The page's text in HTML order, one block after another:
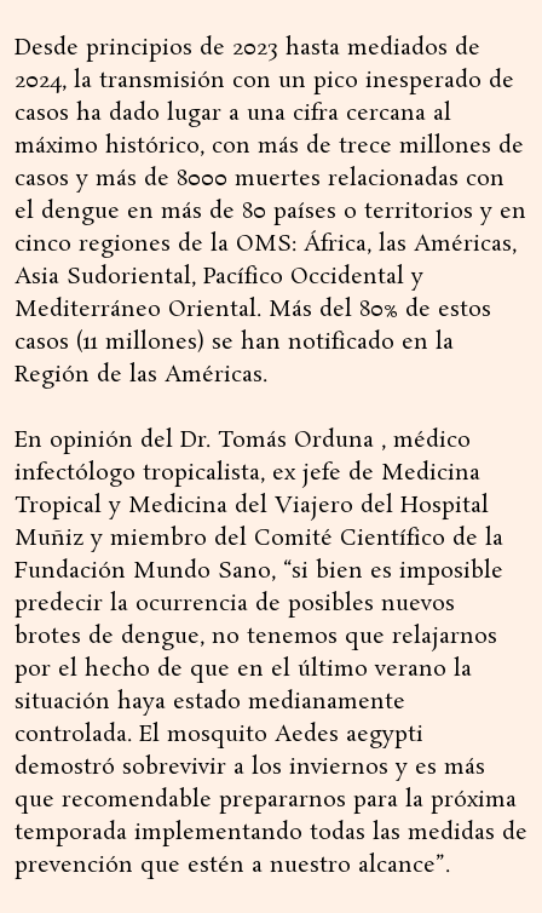
Desde principios de 2023 hasta mediados de
2024, la transmisión con un pico inesperado de
casos ha dado lugar a una cifra cercana al
máximo histórico, con más de trece millones de
casos y más de 8000 muertes relacionadas con
el dengue en más de 80 países o territorios y en
cinco regiones de la OMS: África, las Américas,
Asia Sudoriental, Pacífico Occidental y
Mediterráneo Oriental. Más del 80% de estos
casos (11 millones) se han notificado en la
Región de las Américas.
En opinión del Dr. Tomás Orduna , médico
infectólogo tropicalista, ex jefe de Medicina
Tropical y Medicina del Viajero del Hospital
Muñiz y miembro del Comité Científico de la
Fundación Mundo Sano, “si bien es imposible
predecir la ocurrencia de posibles nuevos
brotes de dengue, no tenemos que relajarnos
por el hecho de que en el último verano la
situación haya estado medianamente
controlada. El mosquito Aedes aegypti
demostró sobrevivir a los inviernos y es más
que recomendable prepararnos para la próxima
temporada implementando todas las medidas de
prevención que estén a nuestro alcance”.